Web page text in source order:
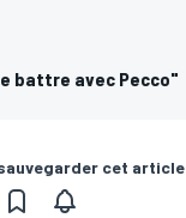
battre avec Pecco"
cet article